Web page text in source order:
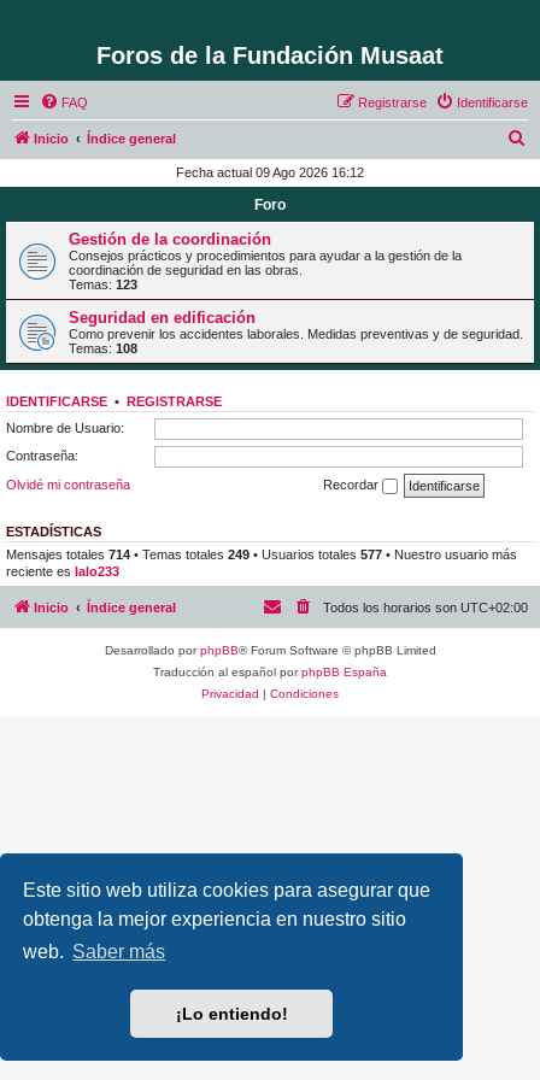
Este sitio web utiliza cookies para asegurar que
obtenga la mejor experiencia en nuestro sitio
web. Saber más
¡Lo entiendo!
Foros de la Fundación Musaat
FAQ Identificarse
Registrarse
Inicio Índice general
c
Fecha actual 09 Ago 2026 16:12
Foro
Gestión de la coordinación
Consejos prácticos y procedimientos para ayudar a la gestión de la
coordinación de seguridad en las obras.
Temas: 123
Seguridad en edificación
Como prevenir los accidentes laborales. Medidas preventivas y de seguridad.
Temas: 108
IDENTIFICARSE • REGISTRARSE
Nombre de Usuario:
Contraseña:
Olvidé mi contraseña
Recordar
ESTADÍSTICAS
Mensajes totales 714 • Temas totales 249 • Usuarios totales 577 • Nuestro usuario más
reciente es lalo233
Inicio Índice general Todos los horarios son UTC+02:00
Desarrollado porphpBB® Forum Software © phpBB Limited
Traducción al español porphpBB España
Privacidad | Condiciones